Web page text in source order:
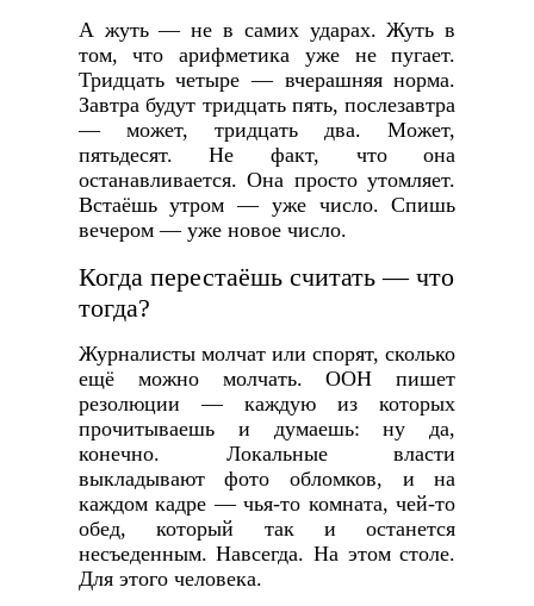
А жуть — не в самих ударах. Жуть в
том, что арифметика уже не пугает.
Тридцать четыре — вчерашняя норма.
Завтра будут тридцать пять, послезавтра
— может, тридцать два. Может,
пятьдесят. Не факт, что она
останавливается. Она просто утомляет.
Встаёшь утром — уже число. Спишь
вечером — уже новое число.
Когда перестаёшь считать — что
тогда?
Журналисты молчат или спорят, сколько
ещё можно молчать. ООН пишет
резолюции — каждую из которых
прочитываешь и думаешь: ну да,
конечно. Локальные власти
выкладывают фото обломков, и на
каждом кадре — чья-то комната, чей-то
обед, который так и останется
несъеденным. Навсегда. На этом столе.
Для этого человека.